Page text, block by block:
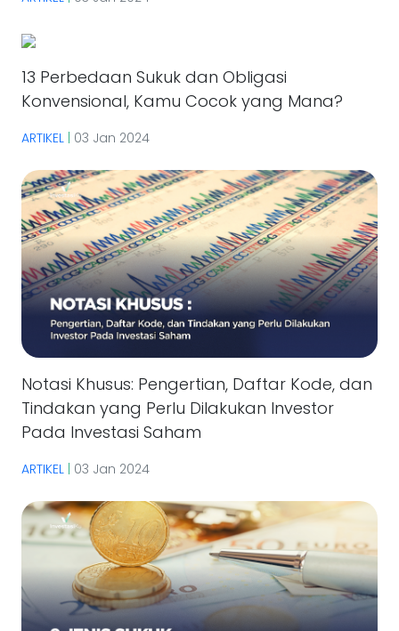
13 Perbedaan Sukuk dan Obligasi
Konvensional, Kamu Cocok yang Mana?
ARTIKEL 03 Jan 2024
Notasi Khusus: Pengertian, Daftar Kode, dan
Tindakan yang Perlu Dilakukan Investor
Pada Investasi Saham
ARTIKEL | 03 Jan 2024